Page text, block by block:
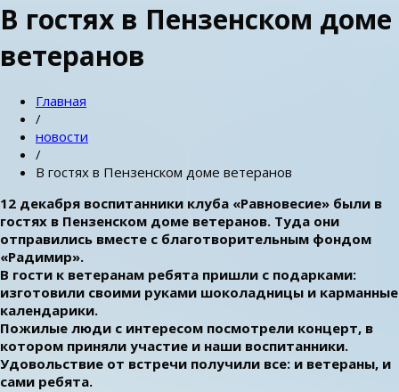
В гостях в Пензенском доме
ветеранов
Главная
/
новости
/
В гостях в Пензенском доме ветеранов
12 декабря воспитанники клуба «Равновесие» были в
гостях в Пензенском доме ветеранов. Туда они
отправились вместе с благотворительным фондом
«Радимир».
В гости к ветеранам ребята пришли с подарками:
изготовили своими руками шоколадницы и карманные
календарики.
Пожилые люди с интересом посмотрели концерт, в
котором приняли участие и наши воспитанники.
Удовольствие от встречи получили все: и ветераны, и
сами ребята.